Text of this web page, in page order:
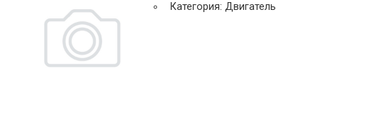
Категория: Двигатель